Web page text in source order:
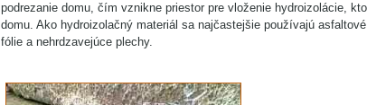
podrezanie domu, čím vznikne priestor pre vloženie hydroizolácie,
domu. Ako hydroizolačný materiál sa najčastejšie používajú
fólie a nehrdzavejúce plechy.